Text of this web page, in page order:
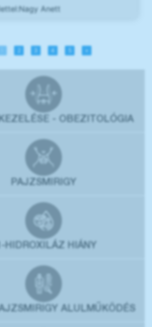
Anett
4 »
- OBEZITOLÓGIA
PAJZSMIRIGY
HIDROXILÁZ HIÁNY
ALULMŰKÖDÉS